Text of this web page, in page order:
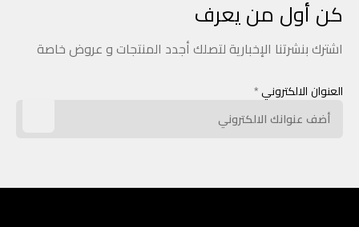
كن أول من يعرف
اشترك بنشرتنا الإخبارية لتصلك أجدد المنتجات و عروض خاصة
العنوان الالكتروني *